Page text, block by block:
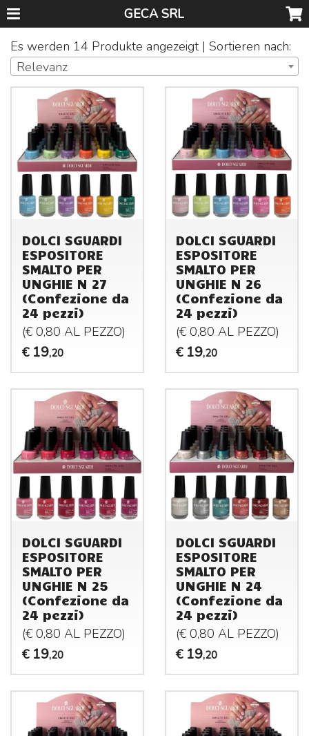
GECA SRL
Es werden 14 Produkte angezeigt | Sortieren nach:
Relevanz
DOLCI SGUARDI
ESPOSITORE
SMALTO PER
UNGHIE N 27
(Confezione da
24 pezzi)
(€ 0,80 AL PEZZO)
€ 19,20
DOLCI SGUARDI
ESPOSITORE
SMALTO PER
UNGHIE N 26
(Confezione da
24 pezzi)
(€ 0,80 AL PEZZO)
€ 19,20
DOLCI SGUARDI
ESPOSITORE
SMALTO PER
UNGHIE N 25
(Confezione da
24 pezzi)
(€ 0,80 AL PEZZO)
€ 19,20
DOLCI SGUARDI
ESPOSITORE
SMALTO PER
UNGHIE N 24
(Confezione da
24 pezzi)
(€ 0,80 AL PEZZO)
€ 19,20